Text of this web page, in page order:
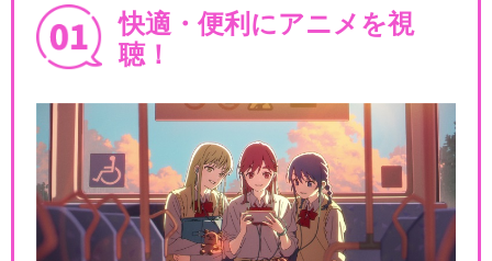
ズ15）
きかんしゃトーマス（シリー
ズ16）
快適・便利にアニメを視
聴！